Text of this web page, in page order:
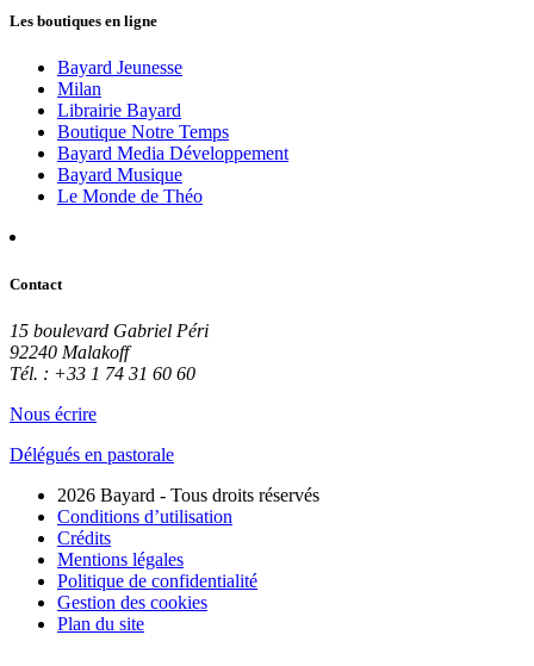
Les boutiques en ligne
Bayard Jeunesse
Milan
Librairie Bayard
Boutique Notre Temps
Bayard Media Développement
Bayard Musique
Le Monde de Théo
Contact
15 boulevard Gabriel Péri
92240 Malakoff
Tél. : +33 1 74 31 60 60
Nous écrire
Délégués en pastorale
2026 Bayard - Tous droits réservés
Conditions d’utilisation
Crédits
Mentions légales
Politique de confidentialité
Gestion des cookies
Plan du site